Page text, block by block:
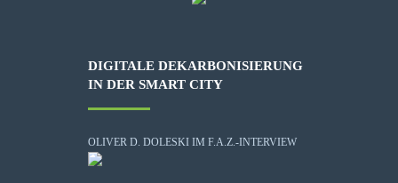
DIGITALE DEKARBONISIERUNG
IN DER SMART CITY
OLIVER D. DOLESKI IM F.A.Z.-INTERVIEW